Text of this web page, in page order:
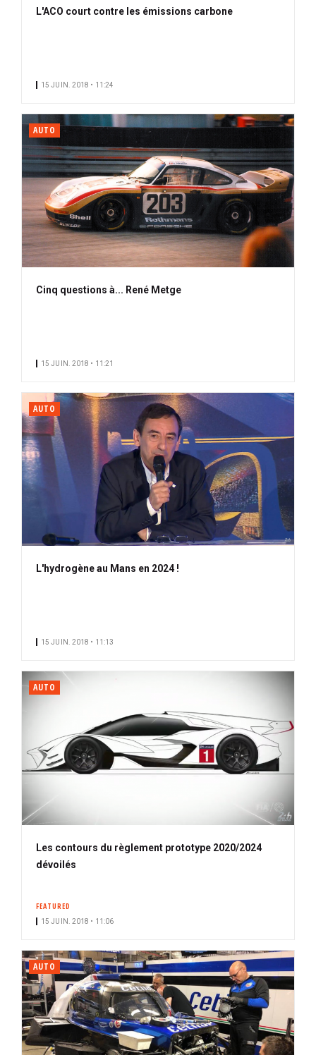
L'ACO court contre les émissions carbone
15 JUIN. 2018 • 11:24
AUTO
Cinq questions à... René Metge
15 JUIN. 2018 • 11:21
AUTO
L'hydrogène au Mans en 2024 !
15 JUIN. 2018 • 11:13
AUTO
Les contours du règlement prototype 2020/2024
dévoilés
FEATURED
15 JUIN. 2018 • 11:06
AUTO